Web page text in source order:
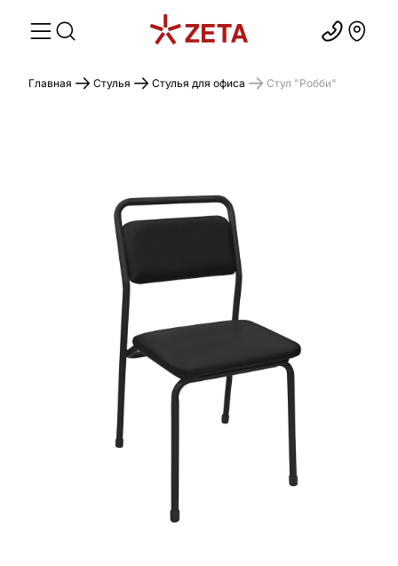
Главная Стулья Стулья для офиса Стул "Робби"